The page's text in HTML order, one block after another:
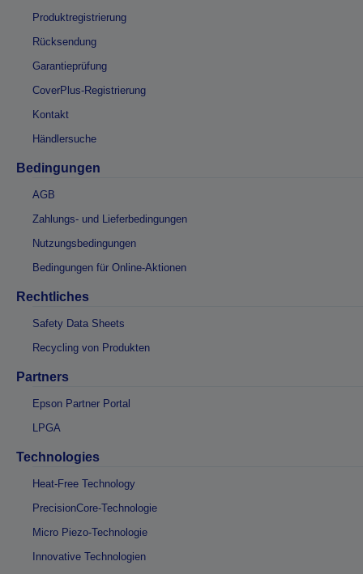
Produktregistrierung
Rücksendung
Garantieprüfung
CoverPlus-Registrierung
Kontakt
Händlersuche
Bedingungen
AGB
Zahlungs- und Lieferbedingungen
Nutzungsbedingungen
Bedingungen für Online-Aktionen
Rechtliches
Safety Data Sheets
Recycling von Produkten
Partners
Epson Partner Portal
LPGA
Technologies
Heat-Free Technology
PrecisionCore-Technologie
Micro Piezo-Technologie
Innovative Technologien